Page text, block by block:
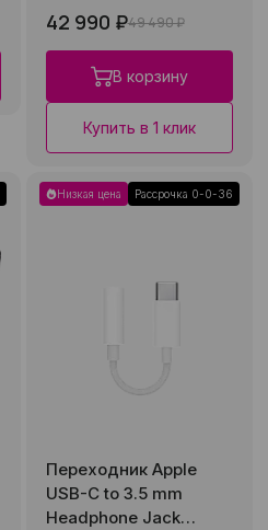
42 990 ₽49 490 ₽
В корзину
Купить в 1 клик
Низкая цена Рассрочка 0-0-36
Переходник Apple
USB-C to 3.5 mm
Headphone Jack